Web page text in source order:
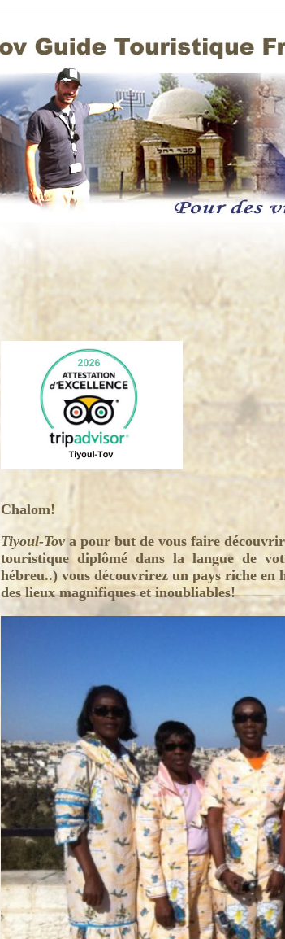
Chalom!
Tiyoul-Tov a pour but de vous faire
touristique diplômé dans la langue de
hébreu..) vous découvrirez un pays riche
des lieux magnifiques et inoubliables!